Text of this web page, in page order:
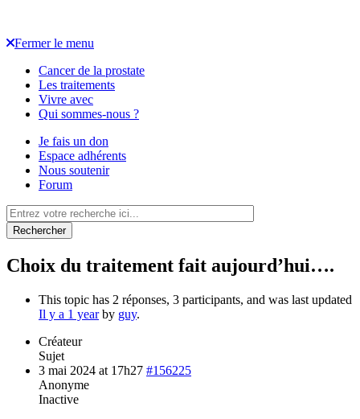
Fermer le menu
Cancer de la prostate
Les traitements
Vivre avec
Qui sommes-nous ?
Je fais un don
Espace adhérents
Nous soutenir
Forum
Rechercher
Choix du traitement fait aujourd’hui….
This topic has 2 réponses, 3 participants, and was last updated
Il y a 1 yearby guy.
Créateur
Sujet
3 mai 2024 at 17h27 #156225
Anonyme
Inactive